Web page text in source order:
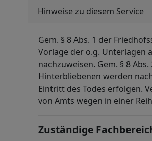
Hinweise zu diesem Service
Gem. § 8 Abs. 1 der
Vorlage der o.g. Unterlagen
nachzuweisen. Gem. § 8
Hinterbliebenen werden
Eintritt des Todes erfolgen.
von Amts wegen in einer
Zuständige